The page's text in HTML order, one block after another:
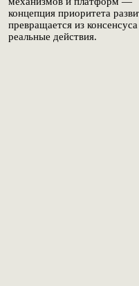
концепция приоритета
превращается из
реальные действия.